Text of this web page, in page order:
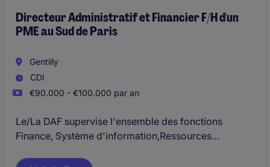
Directeur Administratif et Financier F/H d'un
PME au Sud de Paris
Gentilly
CDI
€90.000 - €100.000 par an
Le/La DAF supervise l'ensemble des fonctions
Finance, Système d'information,Ressources
(support) et Services généraux.